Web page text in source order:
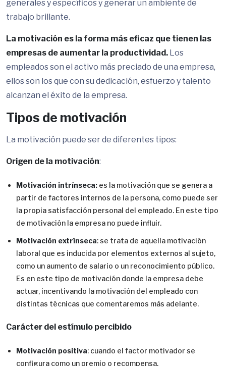
generales y específicos y generar un ambiente de
trabajo brillante.
La motivación es la forma más eficaz que tienen las
empresas de aumentar la productividad. Los
empleados son el activo más preciado de una empresa,
ellos son los que con su dedicación, esfuerzo y talento
alcanzan el éxito de la empresa.
Tipos de motivación
La motivación puede ser de diferentes tipos:
Origen de la motivación:
Motivación intrínseca: es la motivación que se genera a
partir de factores internos de la persona, como puede ser
la propia satisfacción personal del empleado. En este tipo
de motivación la empresa no puede influir.
Motivación extrínseca: se trata de aquella motivación
laboral que es inducida por elementos externos al sujeto,
como un aumento de salario o un reconocimiento público.
Es en este tipo de motivación donde la empresa debe
actuar, incentivando la motivación del empleado con
distintas técnicas que comentaremos más adelante.
Carácter del estímulo percibido
Motivación positiva: cuando el factor motivador se
configura como un premio o recompensa.